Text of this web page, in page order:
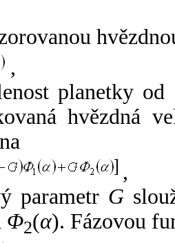
,
planetky od
hvězdná
,
parametr G
Φ2(α). Fázovou